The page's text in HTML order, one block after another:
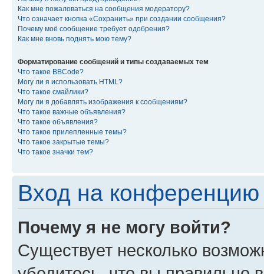
Как мне пожаловаться на сообщения модератору?
Что означает кнопка «Сохранить» при создании сообщения?
Почему моё сообщение требует одобрения?
Как мне вновь поднять мою тему?
Форматирование сообщений и типы создаваемых тем
Что такое BBCode?
Могу ли я использовать HTML?
Что такое смайлики?
Могу ли я добавлять изображения к сообщениям?
Что такое важные объявления?
Что такое объявления?
Что такое прилепленные темы?
Что такое закрытые темы?
Что такое значки тем?
Вход на конференцию
Почему я не могу войти?
Существует несколько